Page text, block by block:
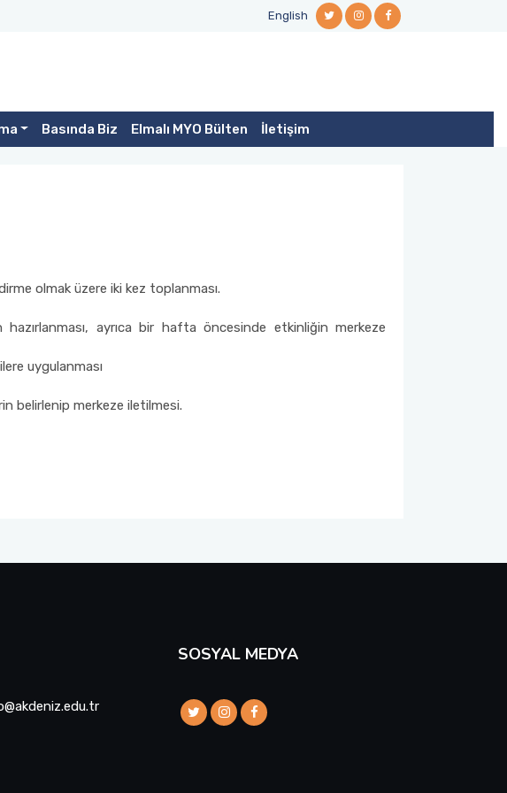
English
Basında Biz Elmalı MYO Bülten İletişim
olmak üzere iki kez toplanması.
ayrıca bir hafta öncesinde etkinliğin merkeze
uygulanması
belirlenip merkeze iletilmesi.
SOSYAL MEDYA